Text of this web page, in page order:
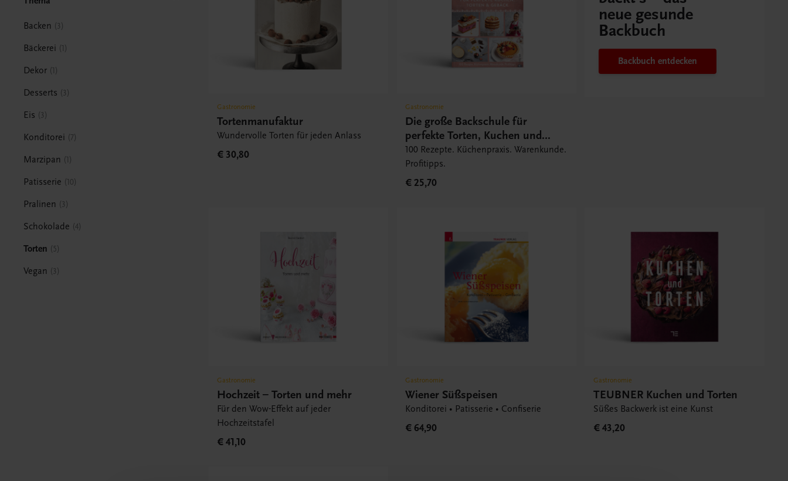
Backen 3
Bäckerei 1
Dekor 1
Desserts 3
Eis 3
Konditorei 7
Marzipan 1
Patisserie 10
Pralinen 3
Schokolade 4
Torten 5
Vegan 3
Gastronomie
Tortenmanufaktur
Wundervolle Torten für jeden Anlass
€ 30,80
Gastronomie
Die große Backschule für
perfekte Torten, Kuchen und
Gebäck
100 Rezepte. Küchenpraxis. Warenkunde.
Profitipps.
€ 25,70
neue gesunde
Backbuch
Backbuch entdecken
Gastronomie
Hochzeit – Torten und mehr
Für den Wow-Effekt auf jeder
Hochzeitstafel
€ 41,10
Gastronomie
Wiener Süßspeisen
Konditorei • Patisserie • Confiserie
€ 64,90
Gastronomie
TEUBNER Kuchen und Torten
Süßes Backwerk ist eine Kunst
€ 43,20